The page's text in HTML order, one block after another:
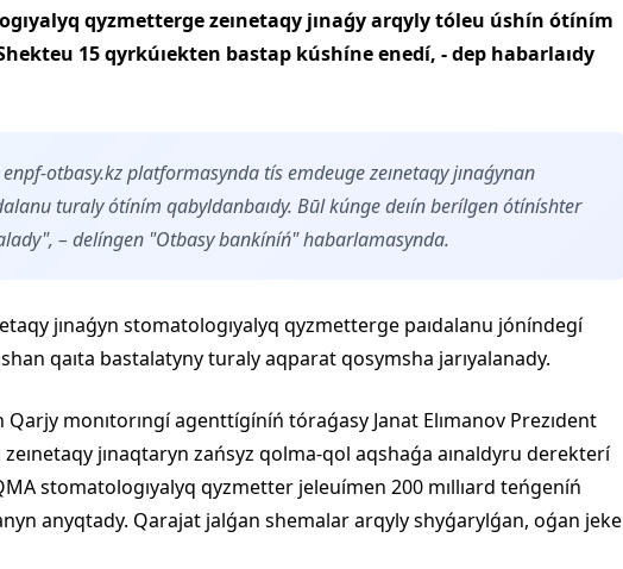
qyzmetterge zeınetaqy jınaǵy arqyly tóleu úshín ótíním
15 qyrkúıekten bastap kúshíne enedí, - dep habarlaıdy
otbasy.kz platformasynda tís emdeuge zeınetaqy jınaǵynan
turaly ótíním qabyldanbaıdy. Būl kúnge deıín berílgen ótíníshter
– delíngen "Otbasy bankíníń" habarlamasynda.
jınaǵyn stomatologıyalyq qyzmetterge paıdalanu jóníndegí
qaıta bastalatyny turaly aqparat qosymsha jarıyalanady.
Qarjy monıtorıngí agenttígíníń tóraǵasy Janat Elımanov Prezıdent
jınaqtaryn zańsyz qolma-qol aqshaǵa aınaldyru derekterí
stomatologıyalyq qyzmetter jeleuímen 200 mıllıard teńgeníń
anyqtady. Qarajat jalǵan shemalar arqyly shyǵarylǵan, oǵan jeke